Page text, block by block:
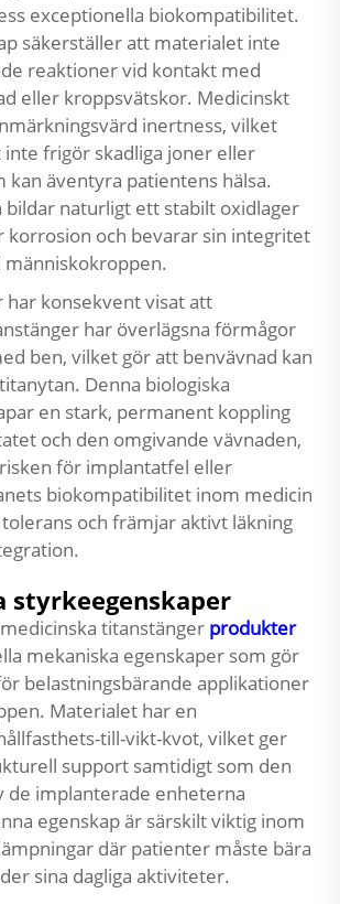
exceptionella biokompatibilitet.
säkerställer att materialet inte
reaktioner vid kontakt med
eller kroppsvätskor. Medicinskt
inertness, vilket
frigör skadliga joner eller
kan äventyra patientens hälsa.
bildar naturligt ett stabilt oxidlager
korrosion och bevarar sin integritet
människokroppen.
har konsekvent visat att
har överlägsna förmågor
ben, vilket gör att benvävnad kan
Denna biologiska
en stark, permanent koppling
och den omgivande vävnaden,
för implantatfel eller
biokompatibilitet inom medicin
och främjar aktivt läkning
styrkeegenskaper
titanstänger produkter
mekaniska egenskaper som gör
belastningsbärande applikationer
Materialet har en
till-vikt-kvot, vilket ger
support samtidigt som den
de implanterade enheterna
egenskap är särskilt viktig inom
där patienter måste bära
sina dagliga aktiviteter.